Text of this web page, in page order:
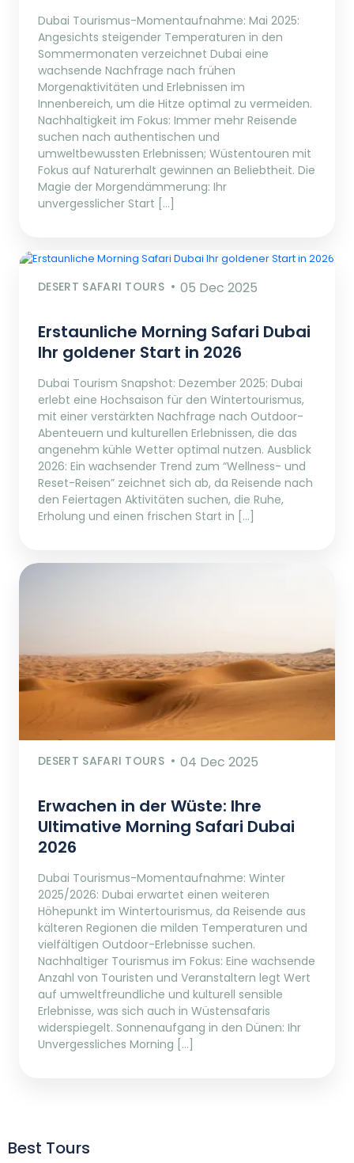
Dubai Tourismus-Momentaufnahme: Mai 2025:
Angesichts steigender Temperaturen in den
Sommermonaten verzeichnet Dubai eine
wachsende Nachfrage nach frühen
Morgenaktivitäten und Erlebnissen im
Innenbereich, um die Hitze optimal zu vermeiden.
Nachhaltigkeit im Fokus: Immer mehr Reisende
suchen nach authentischen und
umweltbewussten Erlebnissen; Wüstentouren mit
Fokus auf Naturerhalt gewinnen an Beliebtheit. Die
Magie der Morgendämmerung: Ihr
unvergesslicher Start […]
DESERT SAFARI TOURS 05 Dec 2025
Erstaunliche Morning Safari Dubai
Ihr goldener Start in 2026
Dubai Tourism Snapshot: Dezember 2025: Dubai
erlebt eine Hochsaison für den Wintertourismus,
mit einer verstärkten Nachfrage nach Outdoor-
Abenteuern und kulturellen Erlebnissen, die das
angenehm kühle Wetter optimal nutzen. Ausblick
2026: Ein wachsender Trend zum “Wellness- und
Reset-Reisen” zeichnet sich ab, da Reisende nach
den Feiertagen Aktivitäten suchen, die Ruhe,
Erholung und einen frischen Start in […]
DESERT SAFARI TOURS 04 Dec 2025
Erwachen in der Wüste: Ihre
Ultimative Morning Safari Dubai
2026
Dubai Tourismus-Momentaufnahme: Winter
2025/2026: Dubai erwartet einen weiteren
Höhepunkt im Wintertourismus, da Reisende aus
kälteren Regionen die milden Temperaturen und
vielfältigen Outdoor-Erlebnisse suchen.
Nachhaltiger Tourismus im Fokus: Eine wachsende
Anzahl von Touristen und Veranstaltern legt Wert
auf umweltfreundliche und kulturell sensible
Erlebnisse, was sich auch in Wüstensafaris
widerspiegelt. Sonnenaufgang in den Dünen: Ihr
Unvergessliches Morning […]
Best Tours